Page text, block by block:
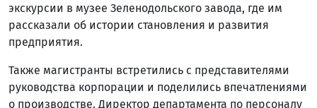
экскурсии в музее Зеленодольского завода, где им
рассказали об истории становления и развития
предприятия.
Также магистранты встретились с представителями
руководства корпорации и поделились впечатлениями
о производстве. Директор департамента по персоналу